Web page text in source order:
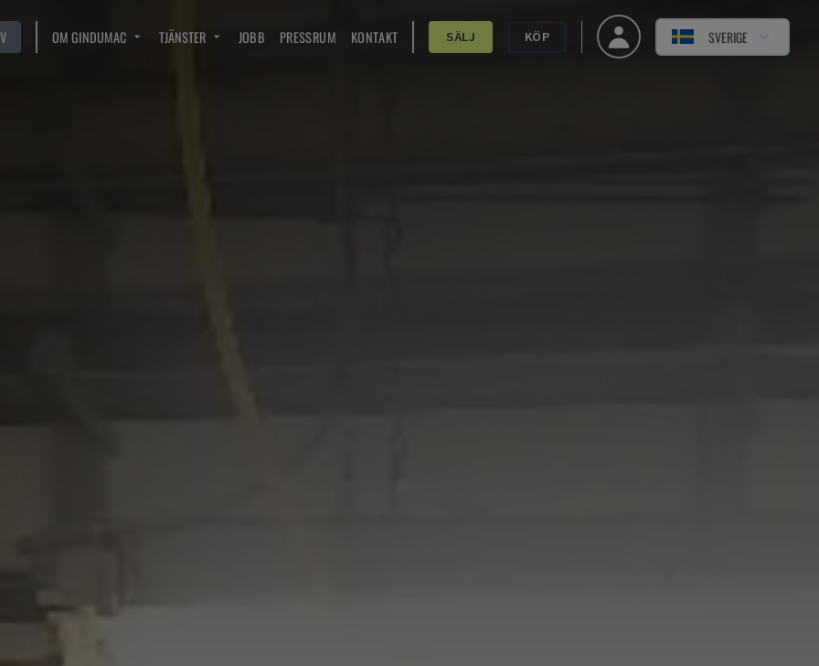
OM GINDUMAC TJÄNSTER JOBB PRESSRUM KONTAKT SÄLJ KÖP SVERIGE